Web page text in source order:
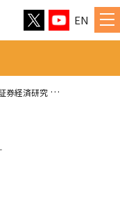
EN
券経済研究